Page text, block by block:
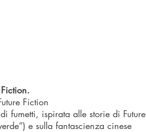
Fiction
fumetti, ispirata alle storie di Future
e sulla fantascienza cinese